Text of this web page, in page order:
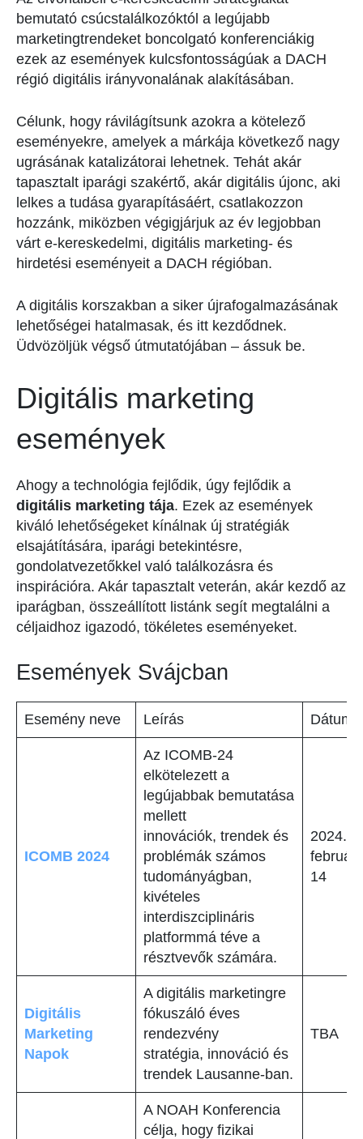
bemutató csúcstalálkozóktól a legújabb
marketingtrendeket boncolgató konferenciákig
ezek az események kulcsfontosságúak a DACH
régió digitális irányvonalának alakításában.
Célunk, hogy rávilágítsunk azokra a kötelező
eseményekre, amelyek a márkája következő nagy
ugrásának katalizátorai lehetnek. Tehát akár
tapasztalt iparági szakértő, akár digitális újonc, aki
lelkes a tudása gyarapításáért, csatlakozzon
hozzánk, miközben végigjárjuk az év legjobban
várt e-kereskedelmi, digitális marketing- és
hirdetési eseményeit a DACH régióban.
A digitális korszakban a siker újrafogalmazásának
lehetőségei hatalmasak, és itt kezdődnek.
Üdvözöljük végső útmutatójában – ássuk be.
Digitális marketing
események
Ahogy a technológia fejlődik, úgy fejlődik a
digitális marketing tája. Ezek az események
kiváló lehetőségeket kínálnak új stratégiák
elsajátítására, iparági betekintésre,
gondolatvezetőkkel való találkozásra és
inspirációra. Akár tapasztalt veterán, akár kezdő az
iparágban, összeállított listánk segít megtalálni a
céljaidhoz igazodó, tökéletes eseményeket.
Események Svájcban
Esemény neve Leírás Dátum
ICOMB 2024
Az ICOMB-24
elkötelezett a
legújabbak bemutatása
mellett
innovációk, trendek és
problémák számos
tudományágban,
kivételes
interdiszciplináris
platformmá téve a
résztvevők számára.
2024.
február
14
Digitális
Marketing
Napok
A digitális marketingre
fókuszáló éves
rendezvény
stratégia, innováció és
trendek Lausanne-ban.
TBA
A NOAH Konferencia
célja, hogy fizikai